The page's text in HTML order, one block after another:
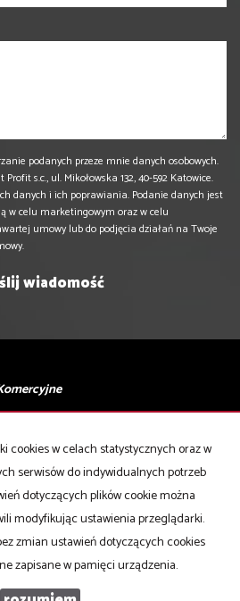
podanych przeze mnie danych osobowych.
s.c., ul. Mikołowska 132, 40-592 Katowice.
danych i ich poprawiania. Podanie danych jest
w celu marketingowym oraz w celu
umowy lub do podjęcia działań na Twoje
cookies w celach statystycznych oraz w
serwisów do indywidualnych potrzeb
dotyczących plików cookie można
modyfikując ustawienia przeglądarki.
zmian ustawień dotyczących cookies
zapisane w pamięci urządzenia.